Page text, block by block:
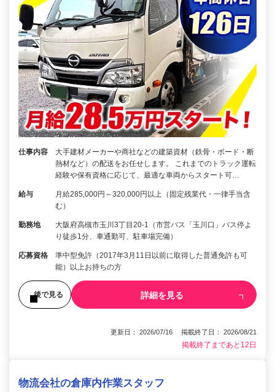
仕事内容
大手建材メーカーや商社などの建築資材（鉄骨・ボード・断
熱材など）の配送をお任せします。 これまでのトラック運転
経験や保有資格に応じて、最適な車両からスタート可…
給与
月給285,000円～320,000円以上（固定残業代・一律手当含
む）
勤務地
大阪府高槻市玉川3丁目20-1（市営バス「玉川口」バス停よ
り徒歩1分、車通勤可、駐車場完備）
応募資格
準中型免許（2017年3月11日以前に取得した普通免許も可
能）以上お持ちの方
後で見る 詳細を見る
更新日： 2026/07/16 掲載終了日： 2026/08/21
掲載終了まであと12日
物流会社の倉庫内作業スタッフ